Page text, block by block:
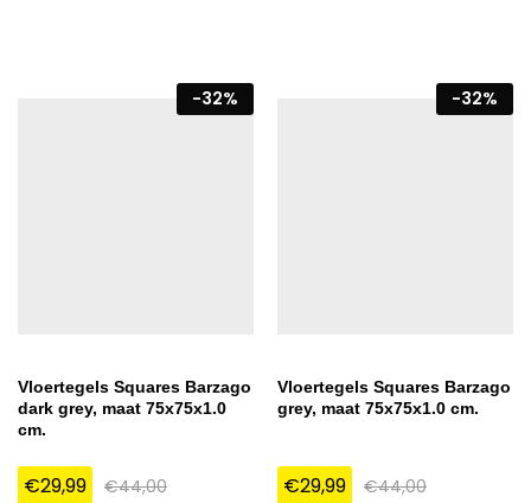
-32%
Vloertegels Squares Barzago
dark grey, maat 75x75x1.0
cm.
€29,99 €44,00
-32%
Vloertegels Squares Barzago
grey, maat 75x75x1.0 cm.
€29,99 €44,00